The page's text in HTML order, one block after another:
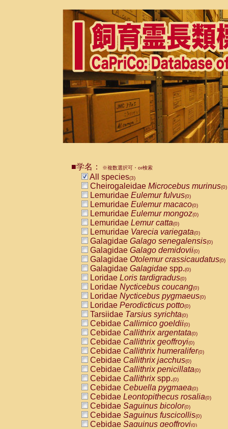
■学名： ※複数選択可・or検索
All species(3)
Cheirogaleidae Microcebus murinus(0)
Lemuridae Eulemur fulvus(0)
Lemuridae Eulemur macaco(0)
Lemuridae Eulemur mongoz(0)
Lemuridae Lemur catta(0)
Lemuridae Varecia variegata(0)
Galagidae Galago senegalensis(0)
Galagidae Galago demidovii(0)
Galagidae Otolemur crassicaudatus(0)
Galagidae Galagidae spp.(0)
Loridae Loris tardigradus(0)
Loridae Nycticebus coucang(0)
Loridae Nycticebus pygmaeus(0)
Loridae Perodicticus potto(0)
Tarsiidae Tarsius syrichta(0)
Cebidae Callimico goeldii(0)
Cebidae Callithrix argentata(0)
Cebidae Callithrix geoffroyi(0)
Cebidae Callithrix humeralifer(0)
Cebidae Callithrix jacchus(0)
Cebidae Callithrix penicillata(0)
Cebidae Callithrixspp.(0)
Cebidae Cebuella pygmaea(0)
Cebidae Leontopithecus rosalia(0)
Cebidae Saguinus bicolor(0)
Cebidae Saguinus fuscicollis(0)
Cebidae Saguinus geoffroyi(0)